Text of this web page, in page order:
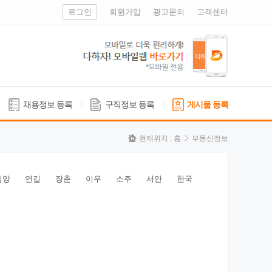
로그인 회원가입 광고문의 고객센터
채용정보 등록 구직정보 등록 게시물 등록
현재위치 : 홈 부동산정보
양 연길 장춘 이우 소주 서안 한국